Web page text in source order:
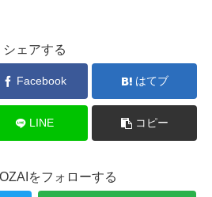
シェアする
Facebook はてブ
LINE コピー
をフォローする